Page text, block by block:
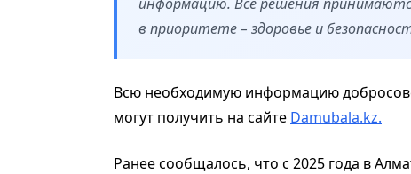
в приоритете – здоровье и
Всю необходимую информацию
могут получить на сайте Damubala.kz.
Ранее сообщалось, что с 2025 года в